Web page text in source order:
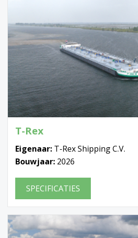
T-Rex
Eigenaar: T-Rex Shipping C.V.
Bouwjaar: 2026
SPECIFICATIES